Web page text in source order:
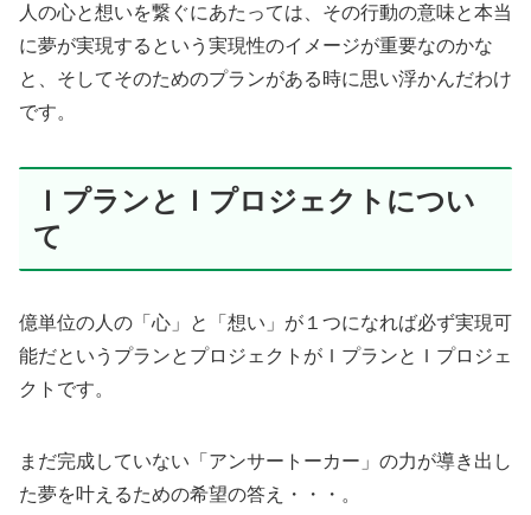
人の心と想いを繋ぐにあたっては、その行動の意味と本当
に夢が実現するという実現性のイメージが重要なのかな
と、そしてそのためのプランがある時に思い浮かんだわけ
です。
ＩプランとＩプロジェクトについ
て
億単位の人の「心」と「想い」が１つになれば必ず実現可
能だというプランとプロジェクトがＩプランとＩプロジェ
クトです。
まだ完成していない「アンサートーカー」の力が導き出し
た夢を叶えるための希望の答え・・・。